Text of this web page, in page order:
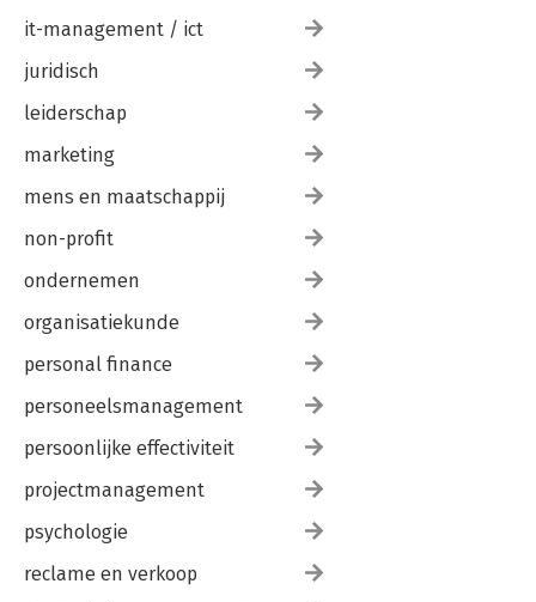
it-management / ict
juridisch
leiderschap
marketing
mens en maatschappij
non-profit
ondernemen
organisatiekunde
personal finance
personeelsmanagement
persoonlijke effectiviteit
projectmanagement
psychologie
reclame en verkoop